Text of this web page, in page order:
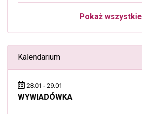
Pokaż wszystkie
Kalendarium
28.01 - 29.01
WYWIADÓWKA